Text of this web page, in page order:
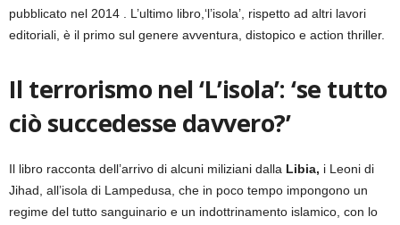
pubblicato nel 2014 . L’ultimo libro,‘l’isola’, rispetto ad altri lavori
editoriali, è il primo sul genere avventura, distopico e action thriller.
Il terrorismo nel ‘L’isola’: ‘se tutto
ciò succedesse davvero?’
Il libro racconta dell’arrivo di alcuni miliziani dalla Libia, i Leoni di
Jihad, all’isola di Lampedusa, che in poco tempo impongono un
regime del tutto sanguinario e un indottrinamento islamico, con lo